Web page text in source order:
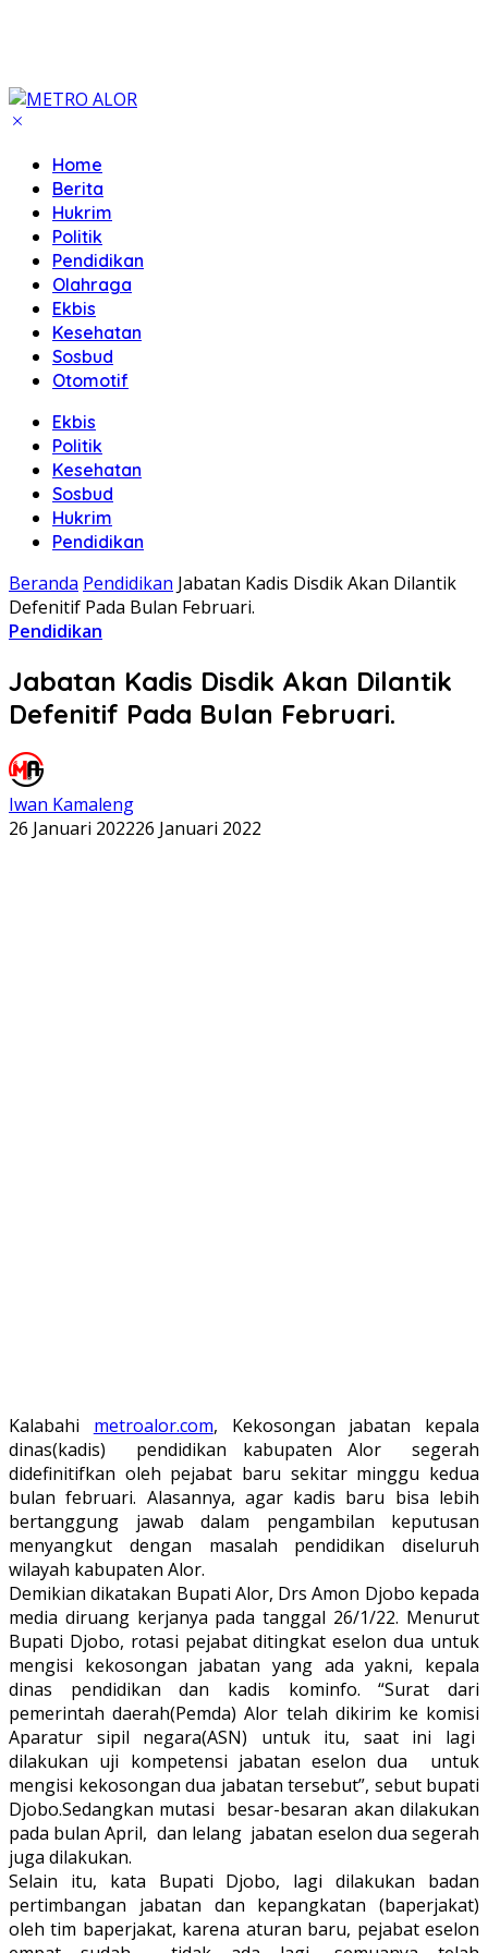
Home
Berita
Hukrim
Politik
Pendidikan
Olahraga
Ekbis
Kesehatan
Sosbud
Otomotif
Ekbis
Politik
Kesehatan
Sosbud
Hukrim
Pendidikan
Beranda Pendidikan Jabatan Kadis Disdik Akan Dilantik
Defenitif Pada Bulan Februari.
Pendidikan
Jabatan Kadis Disdik Akan Dilantik
Defenitif Pada Bulan Februari.
Iwan Kamaleng
26 Januari 202226 Januari 2022
Kalabahi metroalor.com, Kekosongan jabatan kepala
dinas(kadis) pendidikan kabupaten Alor segerah
didefinitifkan oleh pejabat baru sekitar minggu kedua
bulan februari. Alasannya, agar kadis baru bisa lebih
bertanggung jawab dalam pengambilan keputusan
menyangkut dengan masalah pendidikan diseluruh
wilayah kabupaten Alor.
Demikian dikatakan Bupati Alor, Drs Amon Djobo kepada
media diruang kerjanya pada tanggal 26/1/22. Menurut
Bupati Djobo, rotasi pejabat ditingkat eselon dua untuk
mengisi kekosongan jabatan yang ada yakni, kepala
dinas pendidikan dan kadis kominfo. “Surat dari
pemerintah daerah(Pemda) Alor telah dikirim ke komisi
Aparatur sipil negara(ASN) untuk itu, saat ini lagi
dilakukan uji kompetensi jabatan eselon dua untuk
mengisi kekosongan dua jabatan tersebut”, sebut bupati
Djobo.Sedangkan mutasi besar-besaran akan dilakukan
pada bulan April, dan lelang jabatan eselon dua segerah
juga dilakukan.
Selain itu, kata Bupati Djobo, lagi dilakukan badan
pertimbangan jabatan dan kepangkatan (baperjakat)
oleh tim baperjakat, karena aturan baru, pejabat eselon